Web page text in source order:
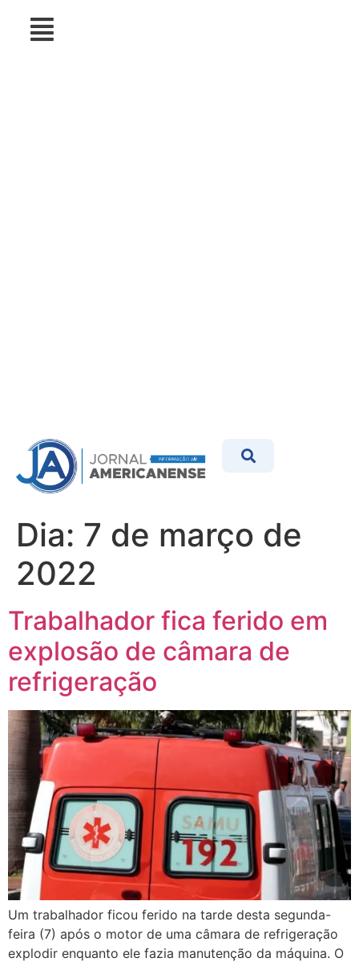
Dia: 7 de março de
2022
Trabalhador fica ferido em
explosão de câmara de
refrigeração
Um trabalhador ficou ferido na tarde desta segunda-
feira (7) após o motor de uma câmara de refrigeração
explodir enquanto ele fazia manutenção da máquina. O